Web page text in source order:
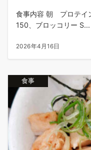
食事内容 朝 プロテイ
150、ブロッコリー S...
2026年4月16日
食事